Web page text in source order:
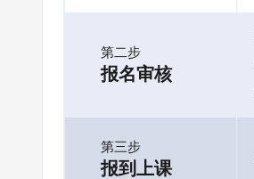
第二步
报名审核
第三步
报到上课